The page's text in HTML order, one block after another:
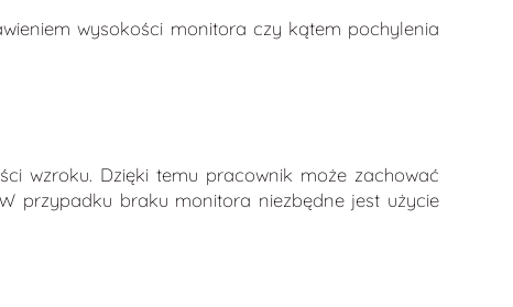
wysokości monitora czy kątem pochylenia
wzroku. Dzięki temu pracownik może zachować
przypadku braku monitora niezbędne jest użycie